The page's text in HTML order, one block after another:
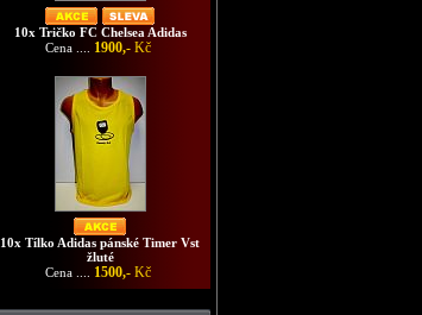
10x Tričko FC Chelsea Adidas
Cena .... 1900,- Kč
10x Tílko Adidas pánské Timer Vst
žluté
Cena .... 1500,- Kč